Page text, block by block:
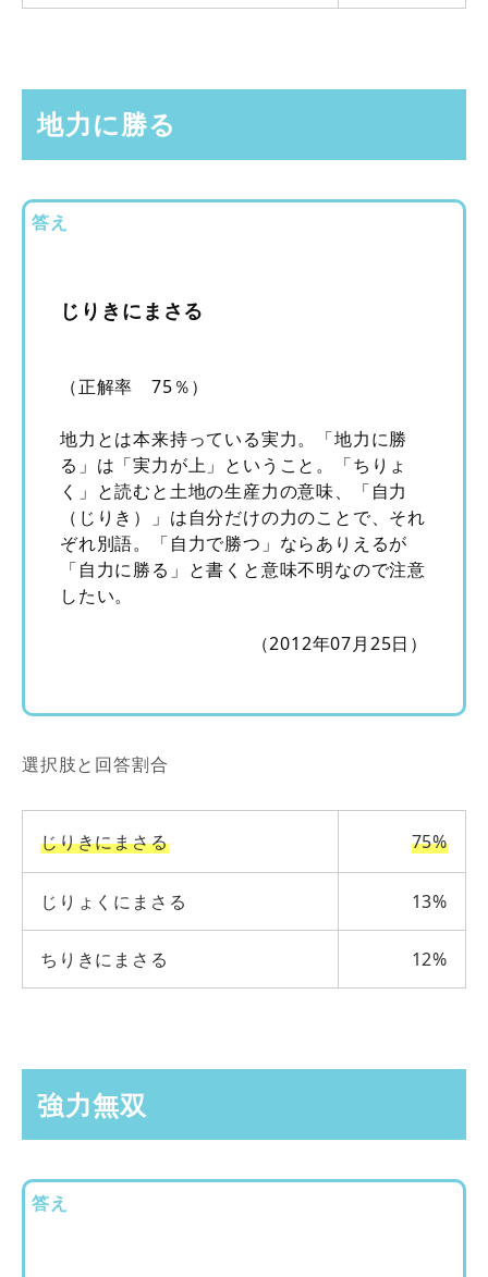
地力に勝る
答え
じりきにまさる
（正解率 75％）
地力とは本来持っている実力。「地力に勝
る」は「実力が上」ということ。「ちりょ
く」と読むと土地の生産力の意味、「自力
（じりき）」は自分だけの力のことで、それ
ぞれ別語。「自力で勝つ」ならありえるが
「自力に勝る」と書くと意味不明なので注意
したい。
（2012年07月25日）
選択肢と回答割合
じりきにまさる 75%
じりょくにまさる 13%
ちりきにまさる 12%
強力無双
答え